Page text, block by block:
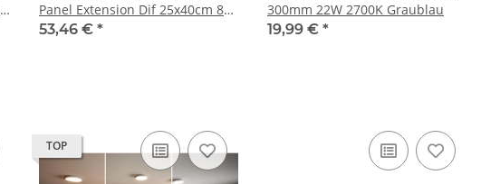
Panel Extension Dif 25x40cm 8W
230/24V Weiß satiniert
53,46 € *
300mm 22W 2700K Graublau
19,99 € *
TOP